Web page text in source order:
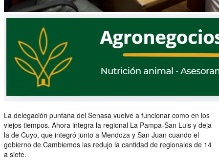
La delegación puntana del Senasa vuelve a funcionar como en los
viejos tiempos. Ahora integra la regional La Pampa-San Luis y deja
la de Cuyo, que integró junto a Mendoza y San Juan cuando el
gobierno de Cambiemos las redujo la cantidad de regionales de 14
a siete.